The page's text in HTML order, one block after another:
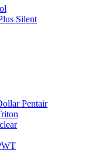
Silent
Pentair